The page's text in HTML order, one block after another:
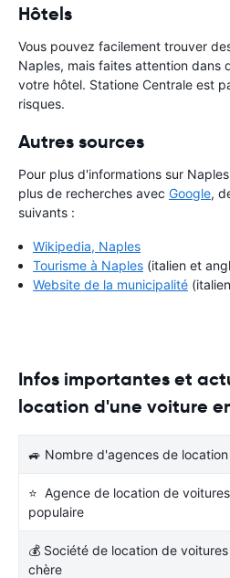
Hôtels
Vous pouvez facilement trouver
Naples, mais faites attention dans
votre hôtel. Statione Centrale est
risques.
Autres sources
Pour plus d'informations sur
plus de recherches avec Google,
suivants :
Wikipedia, Naples
Tourisme à Naples (italien et
Website de la municipalité
Infos importantes et
location d'une voiture
🚙 Nombre d'agences de location
⭐ Agence de location de
populaire
💰 Société de location de
chère